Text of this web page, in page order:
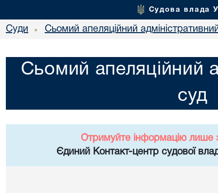
Судова влада
Суди • Сьомий апеляційний
Сьомий апеляційний
суд
Отримуйте інформацію лише
Єдиний Контакт-центр судової